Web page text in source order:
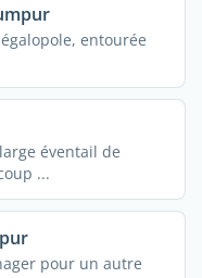
entourée
éventail de
...
pour un autre